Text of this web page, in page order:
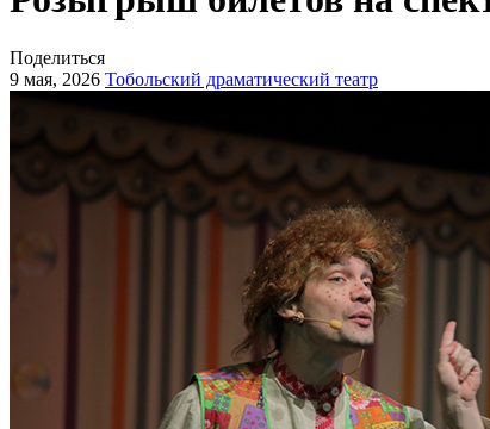
Поделиться
9 мая, 2026 Тобольский драматический театр